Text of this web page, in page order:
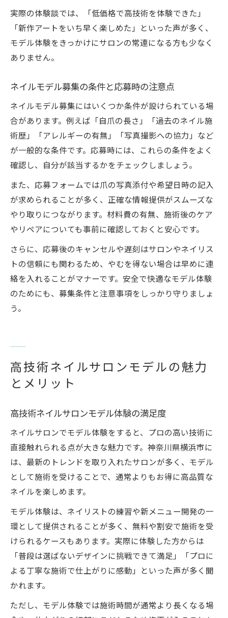
実際の体験談では、「低価格で高技術を体験できた」
「新作アートをいち早く楽しめた」といった声が多く、
モデル体験をきっかけにサロンの常連になる方も少なく
ありません。
ネイルモデル募集の条件と応募時の注意点
ネイルモデル募集にはいくつか条件が設けられている場
合があります。例えば「自爪の長さ」「過去のネイル施
術歴」「アレルギーの有無」「写真撮影への協力」など
が一般的な条件です。応募時には、これらの条件をよく
確認し、自分が該当するかをチェックしましょう。
また、応募フォームでは爪の写真添付や希望日時の記入
が求められることが多く、正確な情報提供がスムーズな
やり取りにつながります。材料費の有無、施術後のケア
やリペアについても事前に確認しておくと安心です。
さらに、応募後のキャンセルや遅刻はサロンやネイリス
トの信頼にも関わるため、やむを得ない場合は早めに連
絡を入れることがマナーです。安全で快適なモデル体験
のためにも、募集条件と注意事項をしっかり守りましょ
う。
高技術ネイルサロンモデルの魅力
とメリット
高技術ネイルサロンモデル体験の満足度
ネイルサロンでモデル体験をすると、プロの高い技術に
直接触れられる点が大きな魅力です。神奈川県横浜市に
は、最新のトレンドを取り入れたサロンが多く、モデル
として施術を受けることで、通常よりもお得に高品質な
ネイルを楽しめます。
モデル体験は、ネイリストの練習や新メニュー開発の一
環として提供されることが多く、無料や割安で施術を受
けられるケースもあります。実際に体験した方からは
「普段は選ばないデザインに挑戦できて満足」「プロに
よる丁寧な施術で仕上がりに感動」といった声が多く聞
かれます。
ただし、モデル体験では施術時間が通常より長くなる場